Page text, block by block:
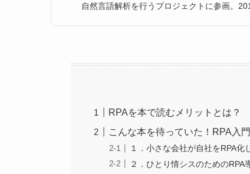
自然言語解析を行うプロジェクトに参画。
RPAを本で読むメリットとは？
こんな本を待っていた！RPA入
１．小さな会社が自社をRPA化
２．ひとり情シスのためのRPA